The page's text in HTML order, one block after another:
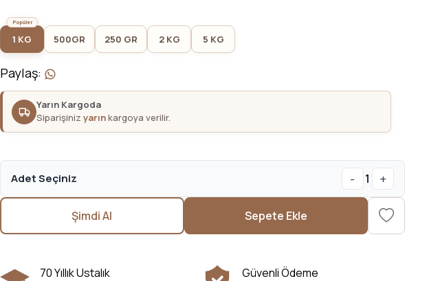
1 KG 500GR 250 GR 2 KG 5 KG
Paylaş:
Yarın Kargoda
Siparişinizyarınkargoya verilir.
Adet Seçiniz - 1 +
Şimdi Al Sepete Ekle
70 Yıllık Ustalık
Güvenli Ödeme